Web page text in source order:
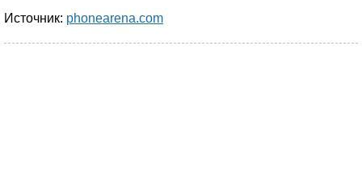
Источник: phonearena.com